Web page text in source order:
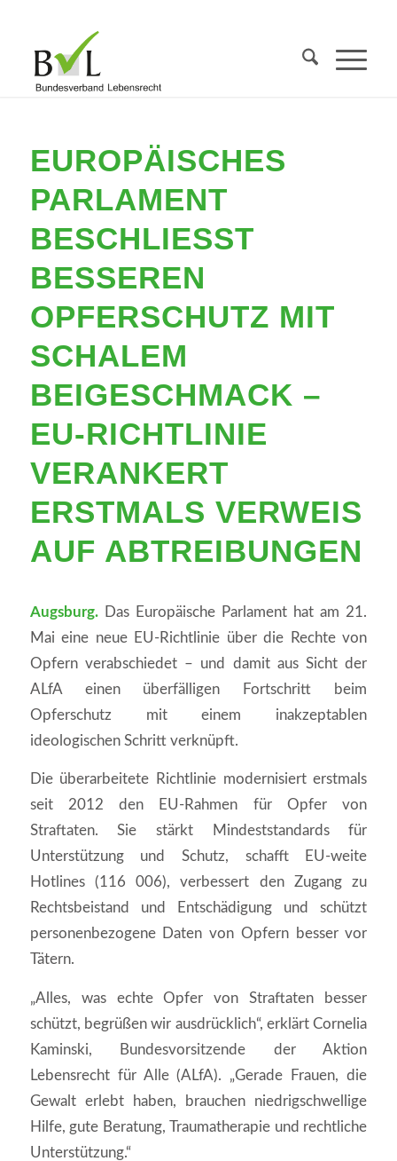
EUROPÄISCHES
PARLAMENT
BESCHLIESST B
ESSEREN O
PFERSCHUTZ MIT S
CHALEM B
EIGESCHMACK – E
U-RICHTLINIE V
ERANKERT E
RSTMALS VERWEIS A
UF ABTREIBUNGEN
Augsburg.Das Europäische Parlament hat am 21.
Mai eine neue EU-Richtlinie über die Rechte von
Opfern verabschiedet – und damit aus Sicht der
ALfA einen überfälligen Fortschritt beim
Opferschutz mit einem inakzeptablen
ideologischen Schritt verknüpft.
Die überarbeitete Richtlinie modernisiert erstmals
seit 2012 den EU-Rahmen für Opfer von
Straftaten. Sie stärkt Mindeststandards für
Unterstützung und Schutz, schafft EU-weite
Hotlines (116 006), verbessert den Zugang zu
Rechtsbeistand und Entschädigung und schützt
personenbezogene Daten von Opfern besser vor
Tätern.
„Alles, was echte Opfer von Straftaten besser
schützt, begrüßen wir ausdrücklich“, erklärt Cornelia
Kaminski, Bundesvorsitzende der Aktion
Lebensrecht für Alle (ALfA). „Gerade Frauen, die
Gewalt erlebt haben, brauchen niedrigschwellige
Hilfe, gute Beratung, Traumatherapie und rechtliche
Unterstützung.“